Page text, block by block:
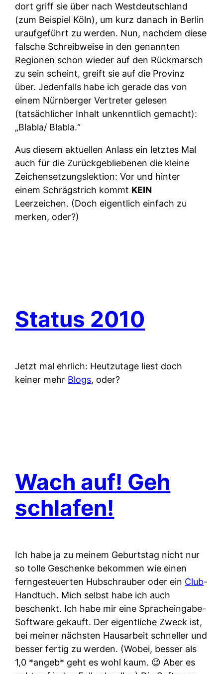
dort griff sie über nach Westdeutschland
(zum Beispiel Köln), um kurz danach in Berlin
uraufgeführt zu werden. Nun, nachdem diese
falsche Schreibweise in den genannten
Regionen schon wieder auf den Rückmarsch
zu sein scheint, greift sie auf die Provinz
über. Jedenfalls habe ich gerade das von
einem Nürnberger Vertreter gelesen
(tatsächlicher Inhalt unkenntlich gemacht):
„Blabla/ Blabla.“
Aus diesem aktuellen Anlass ein letztes Mal
auch für die Zurückgebliebenen die kleine
Zeichensetzungslektion: Vor und hinter
einem Schrägstrich kommt KEIN
Leerzeichen. (Doch eigentlich einfach zu
merken, oder?)
Status 2010
Jetzt mal ehrlich: Heutzutage liest doch
keiner mehr Blogs, oder?
Wach auf! Geh
schlafen!
Ich habe ja zu meinem Geburtstag nicht nur
so tolle Geschenke bekommen wie einen
ferngesteuerten Hubschrauber oder ein Club-
Handtuch. Mich selbst habe ich auch
beschenkt. Ich habe mir eine Spracheingabe-
Software gekauft. Der eigentliche Zweck ist,
bei meiner nächsten Hausarbeit schneller und
besser fertig zu werden. (Wobei, besser als
1,0 *angeb* geht es wohl kaum. 😉 Aber es